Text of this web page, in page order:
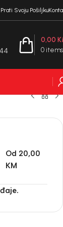
Prati Svoju Pošiljku
0 items
0,00
Od 20,00
KM